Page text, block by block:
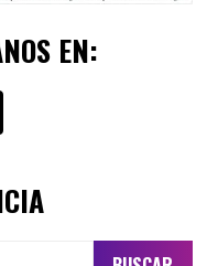
EN: